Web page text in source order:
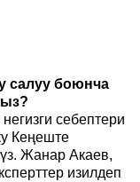
салуу боюнча
себептери
Кеңеште
Жанар Акаев,
изилдеп